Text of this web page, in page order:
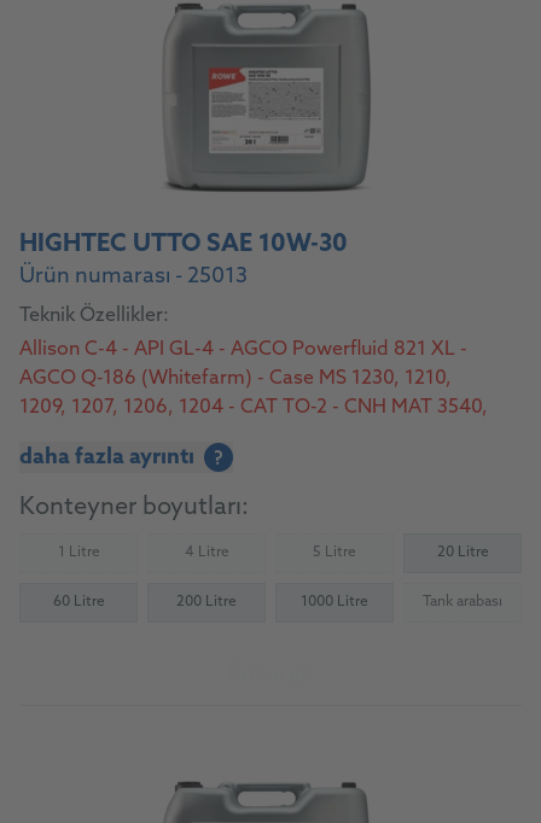
HIGHTEC UTTO SAE 10W-30
Ürün numarası - 25013
Teknik Özellikler:
Allison C-4 - API GL-4 - AGCO Powerfluid 821 XL -
AGCO Q-186 (Whitefarm) - Case MS 1230, 1210,
1209, 1207, 1206, 1204 - CAT TO-2 - CNH MAT 3540,
HF-(0 thru 2) - FNHA-2-C-200.00/-201.00 - Ford M2C
48 C3/M2C86-B/-C/M2C134-D - John Deere
J20C/J20D - Volvo WB 101
daha fazla ayrıntı ?
Konteyner boyutları:
1 Litre(Not available) 4 Litre(Not available) 5 Litre(Not available) 20 Litre
60 Litre 200 Litre 1000 Litre Tank arabası
(Not